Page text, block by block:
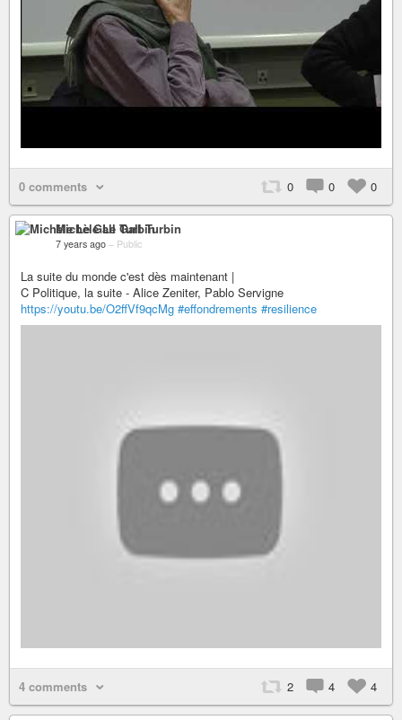
0 comments 0 0 0
Michèle Le Gall Turbin
7 years ago – Public
La suite du monde c'est dès maintenant |
C Politique, la suite - Alice Zeniter, Pablo Servigne
https://youtu.be/O2ffVf9qcMg #effondrements #resilience
4 comments 2 4 4